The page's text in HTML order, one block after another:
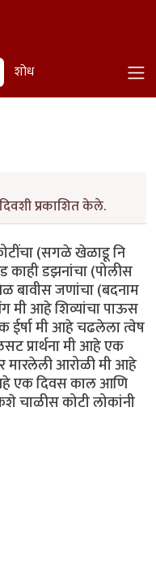
शोध
प्रकाशित केले.
(सगळे खेळाडू नि
काही डझनांचा (पोलीस
बावीस जणांचा (बदनाम
मी आहे शिव्यांचा पाऊस
मी आहे चढलेला त्वेष
प्रार्थना मी आहे एक
मारलेली आरोळी मी आहे
एक दिवस काल आणि
चाळीस कोटी लोकांनी